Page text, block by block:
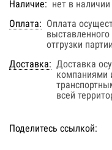
Наличие: нет в наличии
Оплата: Оплата
выставленного
отгрузки
Доставка: Доставка
компаниями
всей
Поделитесь ссылкой: